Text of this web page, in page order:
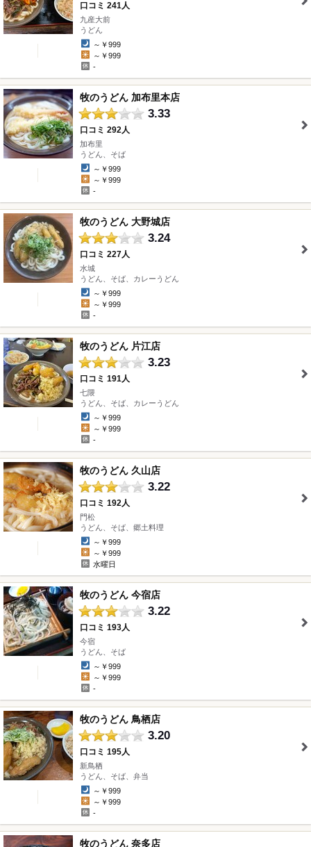
口コミ 241人
九産大前
うどん
～￥999
～￥999
-
" />
牧のうどん 加布里本店
3.33
口コミ 292人
加布里
うどん、そば
～￥999
～￥999
-
" />
牧のうどん 大野城店
3.24
口コミ 227人
水城
うどん、そば、カレーうどん
～￥999
～￥999
-
" />
牧のうどん 片江店
3.23
口コミ 191人
七隈
うどん、そば、カレーうどん
～￥999
～￥999
-
" />
牧のうどん 久山店
3.22
口コミ 192人
門松
うどん、そば、郷土料理
～￥999
～￥999
水曜日
" />
牧のうどん 今宿店
3.22
口コミ 193人
今宿
うどん、そば
～￥999
～￥999
-
" />
牧のうどん 鳥栖店
3.20
口コミ 195人
新鳥栖
うどん、そば、弁当
～￥999
～￥999
-
" />
牧のうどん 奈多店